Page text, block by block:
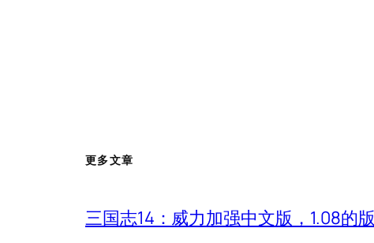
更多文章
三国志14：威力加强中文版，1.08的